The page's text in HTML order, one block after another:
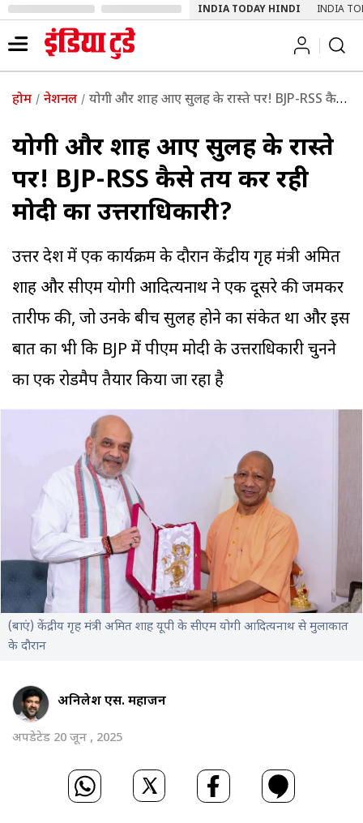
INDIA TODAY HINDI INDIA
होम नेशनल योगी और शाह आए सुलह के रास्ते पर! BJP-RSS कैसे तय कर रही मोदी का उत्तराधिकारी?
योगी और शाह आए सुलह के रास्ते
पर! BJP-RSS कैसे तय कर रही
मोदी का उत्तराधिकारी?
उत्तर प्रदेश में एक कार्यक्रम के दौरान केंद्रीय गृह मंत्री अमित
शाह और सीएम योगी आदित्यनाथ ने एक दूसरे की जमकर
तारीफ की, जो उनके बीच सुलह होने का संकेत था और इस
बात का भी कि BJP में पीएम मोदी के उत्तराधिकारी चुनने
का एक रोडमैप तैयार किया जा रहा है
(बाएं) केंद्रीय गृह मंत्री अमित शाह यूपी के सीएम योगी आदित्यनाथ से मुलाकात
के दौरान
अनिलेश एस. महाजन
अपडेटेड 20 जून , 2025